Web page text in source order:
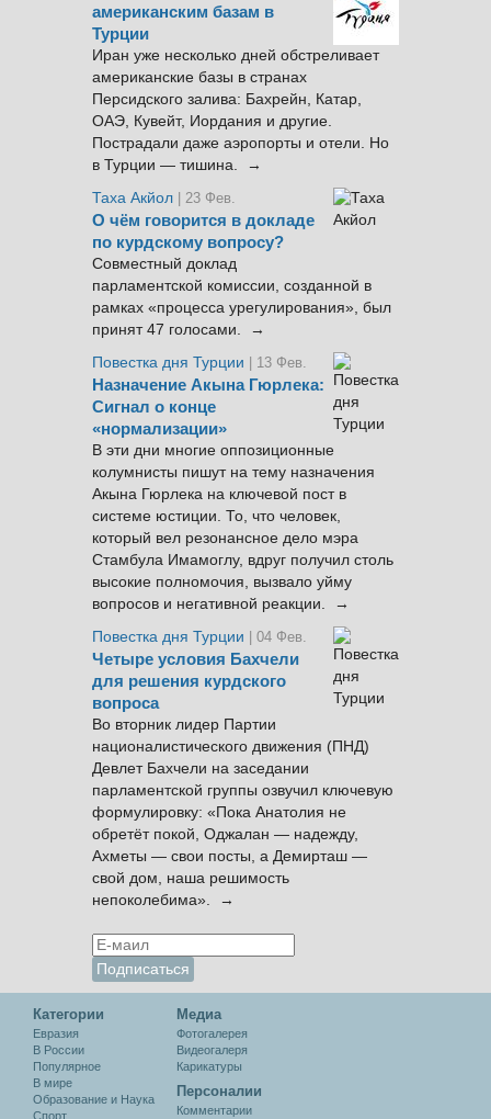
американским базам в
Турции
Иран уже несколько дней обстреливает
американские базы в странах
Персидского залива: Бахрейн, Катар,
ОАЭ, Кувейт, Иордания и другие.
Пострадали даже аэропорты и отели. Но
в Турции — тишина. →
Таха Акйол | 23 Фев.
О чём говорится в докладе
по курдскому вопросу?
Совместный доклад
парламентской комиссии, созданной в
рамках «процесса урегулирования», был
принят 47 голосами. →
Повестка дня Турции
| 13 Фев.
Назначение Акына Гюрлека:
Сигнал о конце
«нормализации»
В эти дни многие оппозиционные
колумнисты пишут на тему назначения
Акына Гюрлека на ключевой пост в
системе юстиции. То, что человек,
который вел резонансное дело мэра
Стамбула Имамоглу, вдруг получил столь
высокие полномочия, вызвало уйму
вопросов и негативной реакции. →
Повестка дня Турции
| 04 Фев.
Четыре условия Бахчели
для решения курдского
вопроса
Во вторник лидер Партии
националистического движения (ПНД)
Девлет Бахчели на заседании
парламентской группы озвучил ключевую
формулировку: «Пока Анатолия не
обретёт покой, Оджалан — надежду,
Ахметы — свои посты, а Демирташ —
свой дом, наша решимость
непоколебима». →
Категории
Евразия
В России
Популярное
В мире
Образование и Наука
Спорт
Медиа
Фотогалерея
Видеогалеря
Карикатуры
Персоналии
Комментарии